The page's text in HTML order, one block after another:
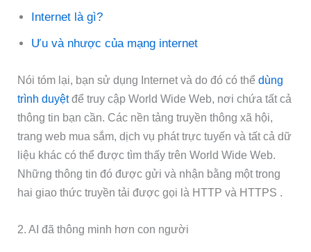
Internet là gì?
Ưu và nhược của mạng internet
Nói tóm lại, bạn sử dụng Internet và do đó có thểdùng
trình duyệtđể truy cập World Wide Web, nơi chứa tất cả
thông tin bạn cần. Các nền tảng truyền thông xã hội,
trang web mua sắm, dịch vụ phát trực tuyến và tất cả dữ
liệu khác có thể được tìm thấy trên World Wide Web.
Những thông tin đó được gửi và nhận bằng một trong
hai giao thức truyền tải được gọi là HTTP và HTTPS .
2. AI đã thông minh hơn con người